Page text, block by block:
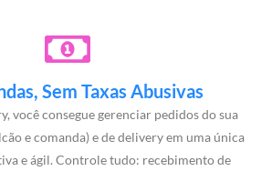
Sem Taxas Abusivas
você consegue gerenciar pedidos do sua
e comanda) e de delivery em uma única
e ágil. Controle tudo: recebimento de